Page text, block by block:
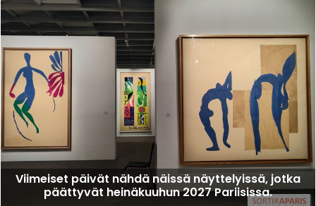
Viimeiset päivät nähdä näissä näyttelyissä, jotka
päättyvät heinäkuuhun 2027 Pariisissa.